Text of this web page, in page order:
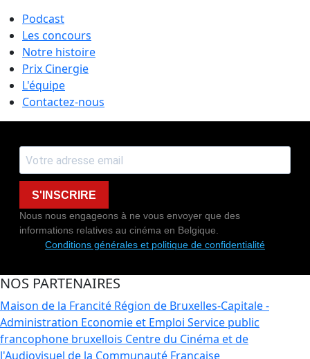
Podcast
Les concours
Notre histoire
Prix Cinergie
L'équipe
Contactez-nous
S'INSCRIRE
Nous nous engageons à ne vous envoyer que des
informations relatives au cinéma en Belgique.
Conditions générales et politique de confidentialité
NOS PARTENAIRES
Maison de la Francité Région de Bruxelles-Capitale -
Administration Economie et Emploi Service public
francophone bruxellois Centre du Cinéma et de
l'Audiovisuel de la Communauté Française